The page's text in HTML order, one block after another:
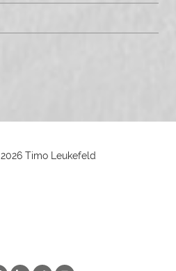
2026 Timo Leukefeld